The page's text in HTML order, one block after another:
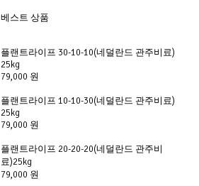
베스트 상품
플랜트라이프 30-10-10(네덜란드 관주비료)
25kg
79,000 원
플랜트라이프 10-10-30(네덜란드 관주비료)
25kg
79,000 원
플랜트라이프 20-20-20(네덜란드 관주비
료)25kg
79,000 원